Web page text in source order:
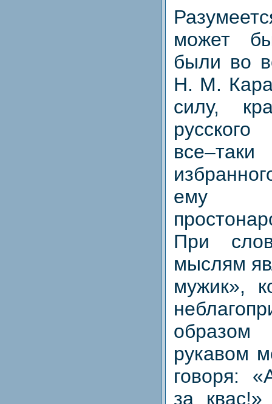
может
были во
Н. М.
силу,
ему
При
мыслям
мужик»,
рукавом
говоря:
за